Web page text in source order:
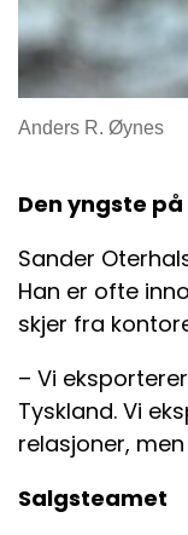
Anders R. Øynes
Den yngste
Sander
Han er ofte
skjer fra
– Vi
Tyskland. Vi
relasjoner,
Salgsteamet